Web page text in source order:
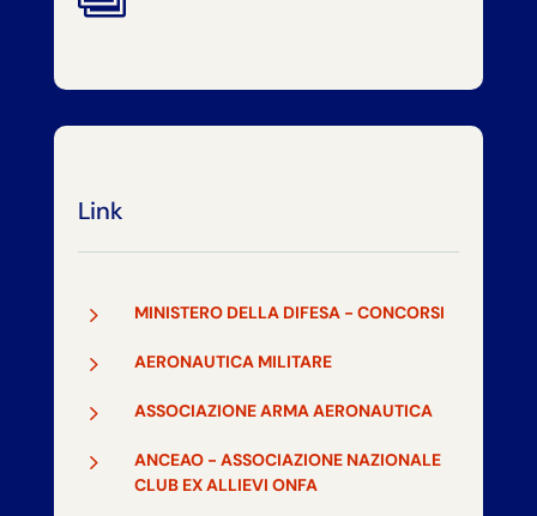
Link
5 MINISTERO DELLA DIFESA - CONCORSI
5 AERONAUTICA MILITARE
5 ASSOCIAZIONE ARMA AERONAUTICA
5
ANCEAO - ASSOCIAZIONE NAZIONALE
CLUB EX ALLIEVI ONFA